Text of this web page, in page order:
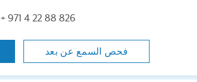
+ 971 4 22 88 826
فحص السمع عن بعد